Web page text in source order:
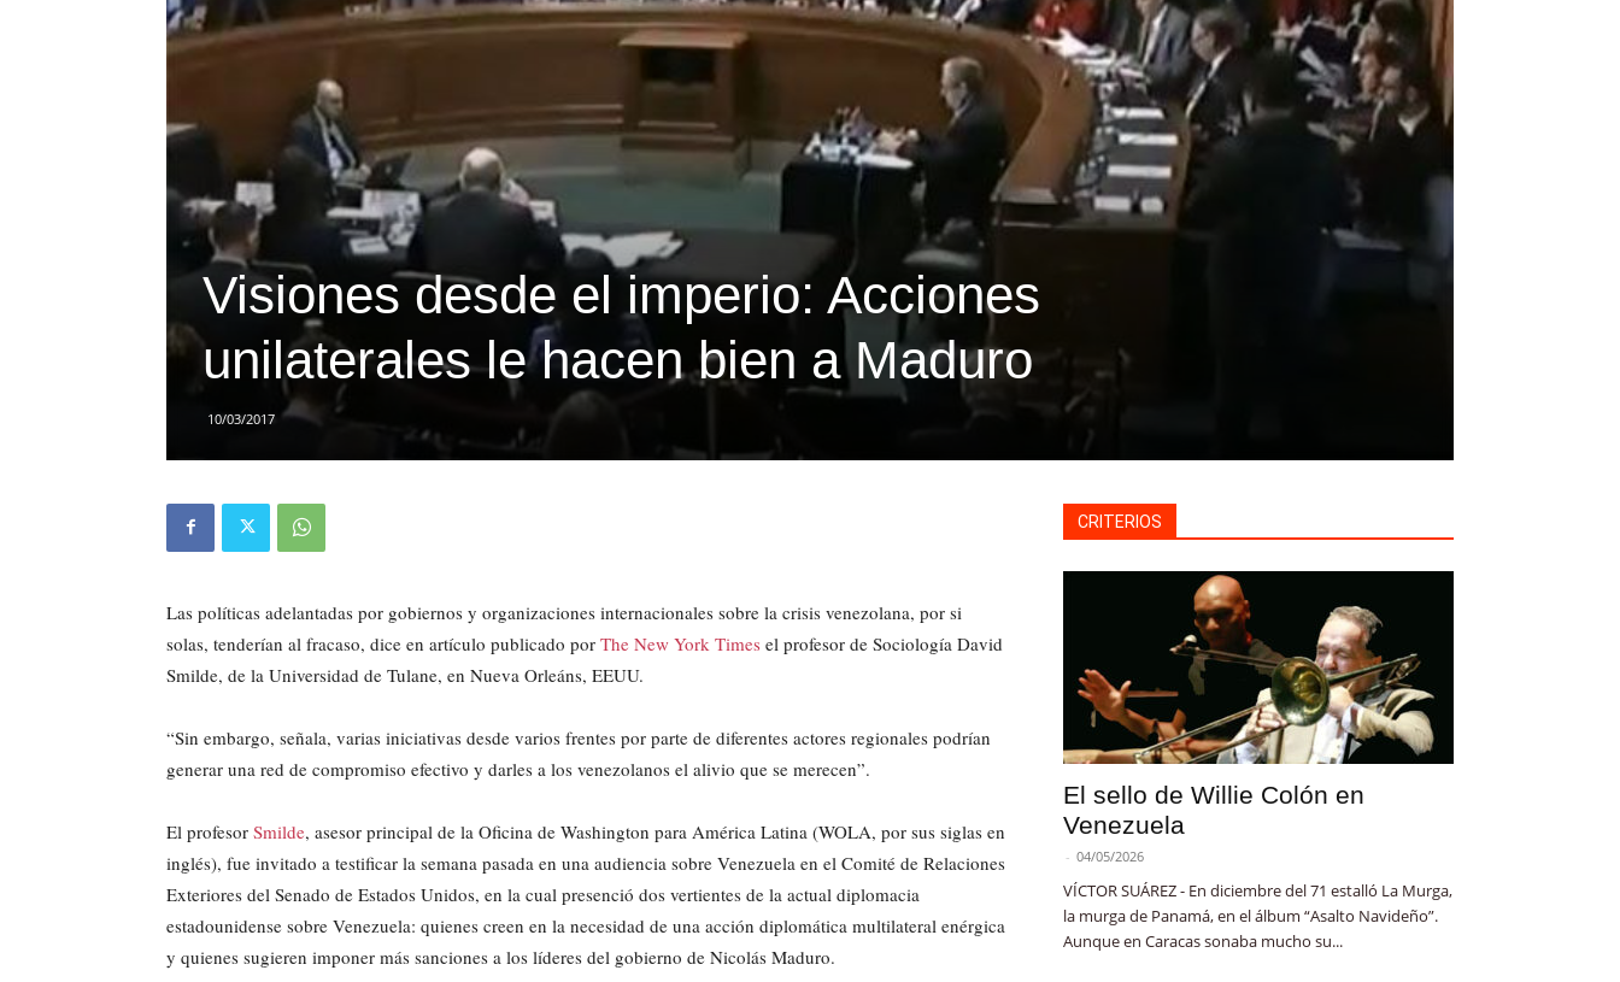
Visiones desde el imperio: Acciones
unilaterales le hacen bien a Maduro
10/03/2017
Las políticas adelantadas por gobiernos y organizaciones internacionales sobre la crisis venezolana, por si
solas, tenderían al fracaso, dice en artículo publicado por The New York Times el profesor de Sociología David
Smilde, de la Universidad de Tulane, en Nueva Orleáns, EEUU.
“Sin embargo, señala, varias iniciativas desde varios frentes por parte de diferentes actores regionales podrían
generar una red de compromiso efectivo y darles a los venezolanos el alivio que se merecen”.
El profesor Smilde, asesor principal de la Oficina de Washington para América Latina (WOLA, por sus siglas en
inglés), fue invitado a testificar la semana pasada en una audiencia sobre Venezuela en el Comité de Relaciones
Exteriores del Senado de Estados Unidos, en la cual presenció dos vertientes de la actual diplomacia
estadounidense sobre Venezuela: quienes creen en la necesidad de una acción diplomática multilateral enérgica
y quienes sugieren imponer más sanciones a los líderes del gobierno de Nicolás Maduro.
CRITERIOS
El sello de Willie Colón en
Venezuela
- 04/05/2026
VÍCTOR SUÁREZ - En diciembre del 71 estalló La Murga,
la murga de Panamá, en el álbum “Asalto Navideño”.
Aunque en Caracas sonaba mucho su...